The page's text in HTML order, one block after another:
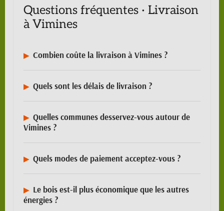
Questions fréquentes · Livraison
à Vimines
Combien coûte la livraison à Vimines ?
Quels sont les délais de livraison ?
Quelles communes desservez-vous autour de
Vimines ?
Quels modes de paiement acceptez-vous ?
Le bois est-il plus économique que les autres
énergies ?